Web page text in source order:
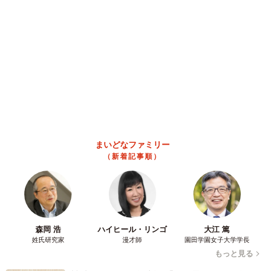
「息子を一人にしてきたんです、帰らないと」 施設に入った
90歳母、障害のある60歳次男との暮らしは行き詰まり…【司法
書士の現場から】
山下 静香